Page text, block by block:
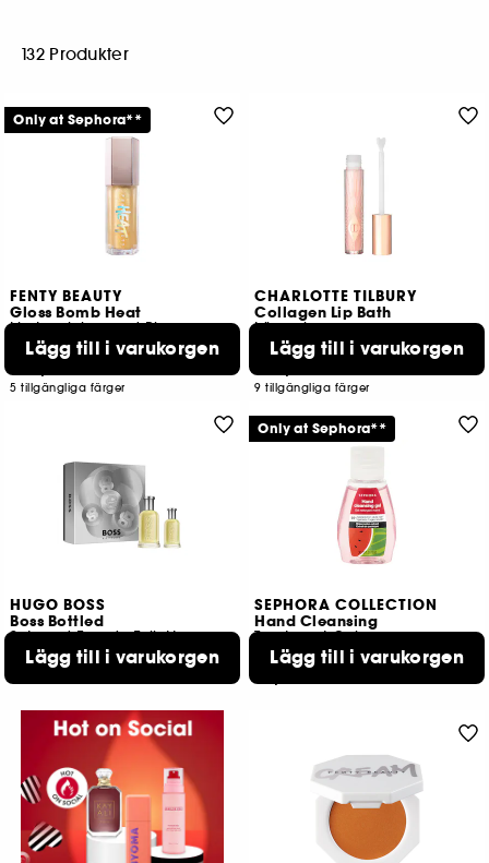
132 Produkter
FENTY BEAUTY
Gloss Bomb Heat
Lip Luminizer and Plumper
1010
229,00 KR
5 tillgängliga färger
Lägg till i varukorgen
Only at Sephora**
CHARLOTTE TILBURY
Collagen Lip Bath
Läppglans
34
229,00 KR
9 tillgängliga färger
Lägg till i varukorgen
HUGO BOSS
Boss Bottled
Set med Eau de Toilette
839,00 KR
Lägg till i varukorgen
SEPHORA COLLECTION
Hand Cleansing
Treatment Gel
1
39,00 KR
Lägg till i varukorgen
Only at Sephora**